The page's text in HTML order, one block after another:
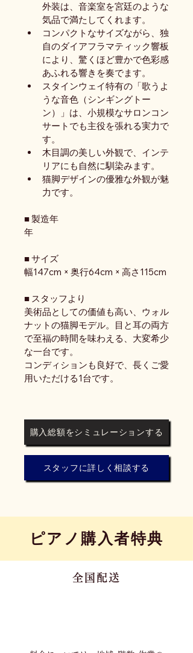
外装は、音楽室を宮廷のような
気品で満たしてくれます。
コンパクトなサイズながら、独
自のダイアフラマティック響板
により、驚くほど豊かで色彩感
あふれる響きを奏でます。
スタインウェイ特有の「歌うよ
うな音色（シンギングトー
ン）」は、小規模なサロンコン
サートでも主役を張れる実力で
す。
木目調の美しい外観で、インテ
リアにも自然に馴染みます。
猫脚デザインの優雅な外観が魅
力です。
■ 製造年
年
■ サイズ
幅147cm × 奥行64cm × 高さ115cm
■ スタッフより
美術品としての価値も高い、ウォル
ナットの猫脚モデル。目と耳の両方
で至福の時間を味わえる、大変希少
な一台です。
コンディションも良好で、長くご愛
用いただける1台です。
購入総額をシミュレーションする
スタッフに詳しく相談する
​ピアノ購入者特典
全国配送